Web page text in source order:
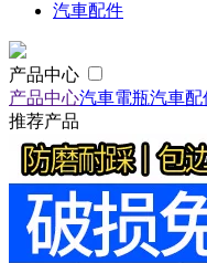
汽車配件
产品中心
产品中心汽車電瓶汽車配
推荐产品